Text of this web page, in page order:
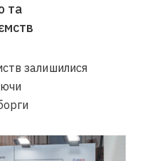
та
залишилися